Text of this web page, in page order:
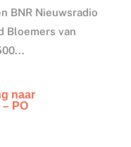
BNR Nieuwsradio
Bloemers van
naar
PO